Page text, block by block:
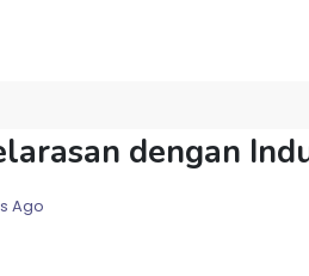
dengan
Ago